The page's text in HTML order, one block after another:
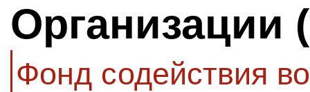
Организации
Фонд содействия